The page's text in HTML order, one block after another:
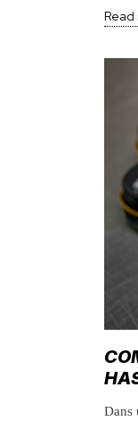
Read
Dans